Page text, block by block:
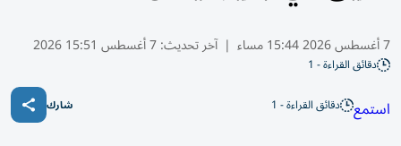
7 أغسطس 2026 15:44 مساء | آخر تحديث:7 أغسطس 15:51 2026
دقائق القراءة - 1
استمع دقائق القراءة - 1 شارك